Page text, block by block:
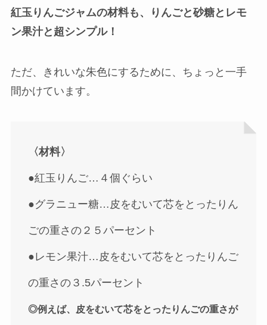
紅玉りんごジャムの材料も、りんごと砂糖とレモ
ン果汁と超シンプル！
ただ、きれいな朱色にするために、ちょっと一手
間かけています。
〈材料〉
●紅玉りんご…４個ぐらい
●グラニュー糖…皮をむいて芯をとったりん
ごの重さの２５パーセント
●レモン果汁…皮をむいて芯をとったりんご
の重さの３.5パーセント
◎例えば、皮をむいて芯をとったりんごの重さが